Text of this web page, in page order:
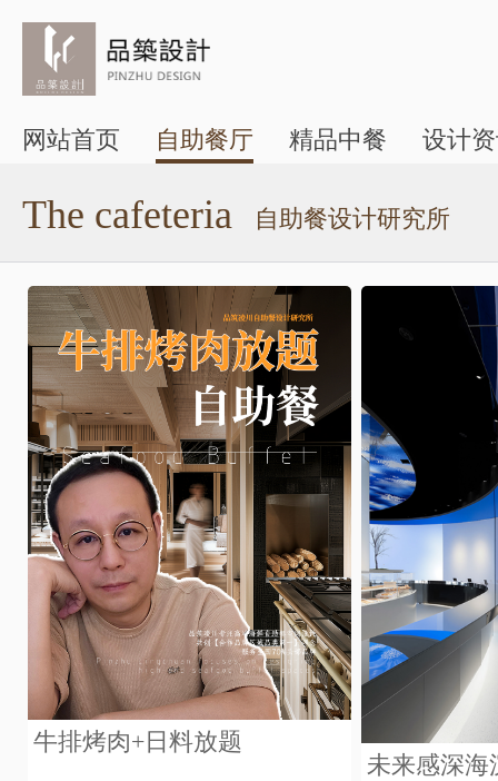
网站首页 自助餐厅 精品中餐 设计
The cafeteria 自助餐设计研究所
牛排烤肉+日料放题
未来感深海